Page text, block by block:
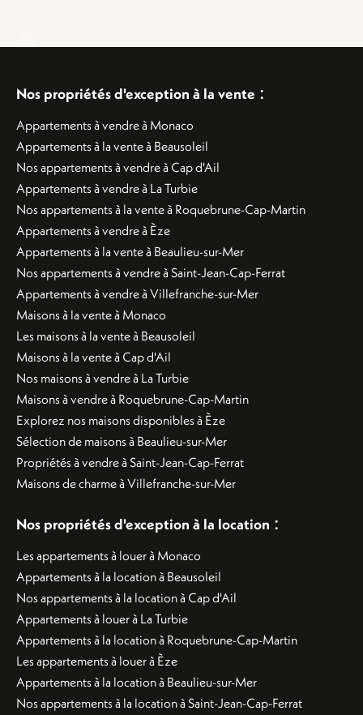
Nos propriétés d'exception à la vente :
Appartements à vendre à Monaco
Appartements à la vente à Beausoleil
Nos appartements à vendre à Cap d'Ail
Appartements à vendre à La Turbie
Nos appartements à la vente à Roquebrune-Cap-Martin
Appartements à vendre à Èze
Appartements à la vente à Beaulieu-sur-Mer
Nos appartements à vendre à Saint-Jean-Cap-Ferrat
Appartements à vendre à Villefranche-sur-Mer
Maisons à la vente à Monaco
Les maisons à la vente à Beausoleil
Maisons à la vente à Cap d'Ail
Nos maisons à vendre à La Turbie
Maisons à vendre à Roquebrune-Cap-Martin
Explorez nos maisons disponibles à Èze
Sélection de maisons à Beaulieu-sur-Mer
Propriétés à vendre à Saint-Jean-Cap-Ferrat
Maisons de charme à Villefranche-sur-Mer
Nos propriétés d'exception à la location :
Les appartements à louer à Monaco
Appartements à la location à Beausoleil
Nos appartements à la location à Cap d'Ail
Appartements à louer à La Turbie
Appartements à la location à Roquebrune-Cap-Martin
Les appartements à louer à Èze
Appartements à la location à Beaulieu-sur-Mer
Nos appartements à la location à Saint-Jean-Cap-Ferrat